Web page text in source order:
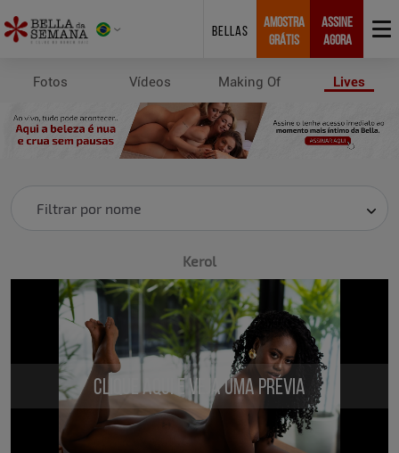
BELLAS
AMOSTRA
GRÁTIS
ASSINE
AGORA
Fotos Vídeos Making Of Lives
Lives
Filtrar por nome
Kerol
Clique aqui e veja uma prévia